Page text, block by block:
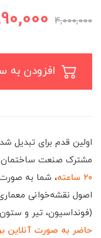
4,000,000
اولین قدم برای تبدیل
مشترک صنعت ساختمان
۲۰ ساعته
، شما به صورت
اصول نقشه‌خوانی
(فونداسیون، تیر و
حاضر به صورت آنلاین